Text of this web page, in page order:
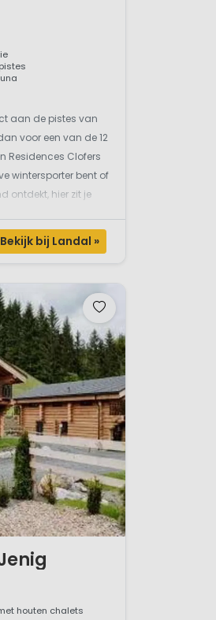
aan de pistes van
voor een van de 12
Residences Clofers
wintersporter bent of
ontdekt, hier zit je
stap je
Bekijk bij Landal »
houten chalets